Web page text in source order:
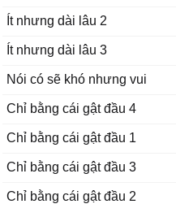
Ít nhưng dài lâu 2
Ít nhưng dài lâu 3
Nói có sẽ khó nhưng vui
Chỉ bằng cái gật đầu 4
Chỉ bằng cái gật đầu 1
Chỉ bằng cái gật đầu 3
Chỉ bằng cái gật đầu 2